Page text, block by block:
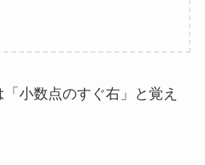
小数点のすぐ右」と覚え